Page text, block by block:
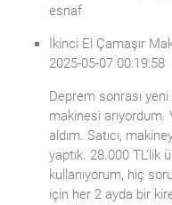
esnaf
İkinci El Çamaşır
2025-05-07 00:19:58
Deprem sonrası
makinesi arıyordum.
aldım. Satıcı,
yaptık. 28.000 TL’lik
kullanıyorum, hiç
için her 2 ayda bir